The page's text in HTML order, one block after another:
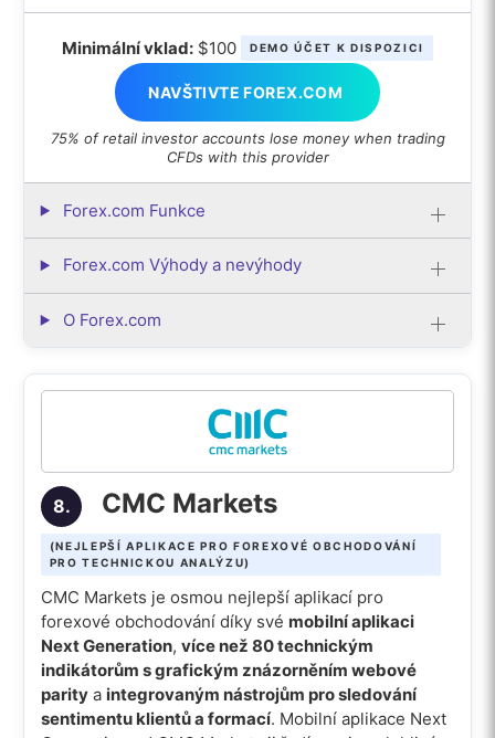
Minimální vklad: $100 DEMO ÚČET K DISPOZICI
NAVŠTIVTE FOREX.COM
75% of retail investor accounts lose money when trading
CFDs with this provider
Forex.com Funkce
Forex.com Výhody a nevýhody
O Forex.com
8. CMC Markets
(NEJLEPŠÍ APLIKACE PRO FOREXOVÉ OBCHODOVÁNÍ
PRO TECHNICKOU ANALÝZU)
CMC Markets je osmou nejlepší aplikací pro
forexové obchodování díky své mobilní aplikaci
Next Generation, více než 80 technickým
indikátorům s grafickým znázorněním webové
paritya integrovaným nástrojům pro sledování
sentimentu klientů a formací. Mobilní aplikace Next